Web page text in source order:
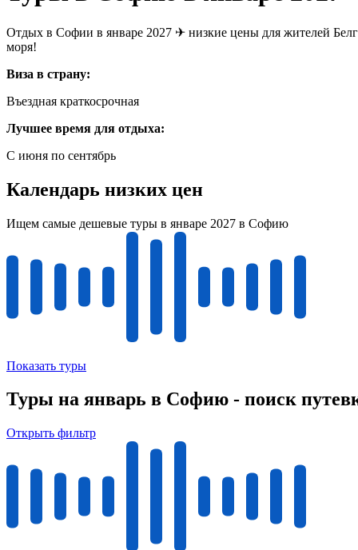
Отдых в Софии в январе 2027 ✈ низкие цены для жителей
моря!
Виза в страну:
Въездная краткосрочная
Лучшее время для отдыха:
С июня по сентябрь
Календарь низких цен
Ищем самые дешевые туры в январе 2027 в Софию
Показать туры
Туры на январь в Софию - поиск
Открыть фильтр